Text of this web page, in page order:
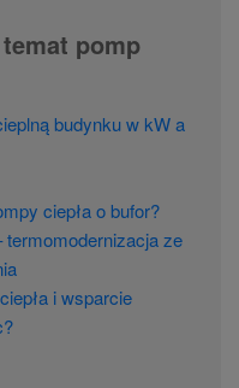
pomp
budynku w kW a
ciepła o bufor?
termomodernizacja ze
i wsparcie